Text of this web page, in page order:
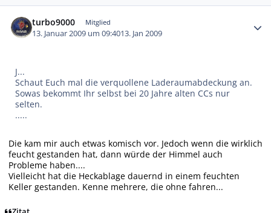
turbo9000 Mitglied
13. Januar 2009 um 09:4013. Jan 2009
J...
Schaut Euch mal die verquollene Laderaumabdeckung an.
Sowas bekommt Ihr selbst bei 20 Jahre alten CCs nur
selten.
.....
Die kam mir auch etwas komisch vor. Jedoch wenn die wirklich
feucht gestanden hat, dann würde der Himmel auch
Probleme haben....
Vielleicht hat die Heckablage dauernd in einem feuchten
Keller gestanden. Kenne mehrere, die ohne fahren...